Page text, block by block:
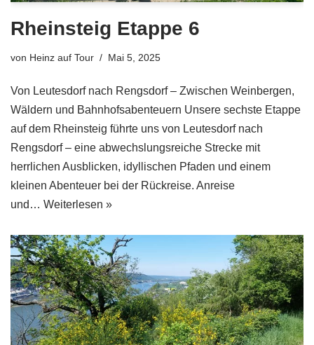
Rheinsteig Etappe 6
von Heinz auf Tour Mai 5, 2025
Von Leutesdorf nach Rengsdorf – Zwischen Weinbergen,
Wäldern und Bahnhofsabenteuern Unsere sechste Etappe
auf dem Rheinsteig führte uns von Leutesdorf nach
Rengsdorf – eine abwechslungsreiche Strecke mit
herrlichen Ausblicken, idyllischen Pfaden und einem
kleinen Abenteuer bei der Rückreise. Anreise
und… Weiterlesen »